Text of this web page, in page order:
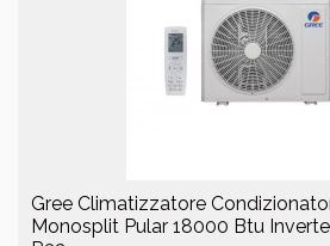
Gree Climatizzatore
Monosplit Pular 18000 Btu